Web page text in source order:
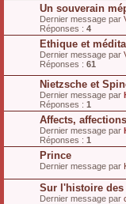
Un souverain
Dernier message par
Réponses : 4
Ethique et
Dernier message par
Réponses : 61
Nietzsche et
Dernier message par
Réponses : 1
Affects,
Dernier message par
Réponses : 1
Prince
Dernier message par
Sur l'histoire des
Dernier message par